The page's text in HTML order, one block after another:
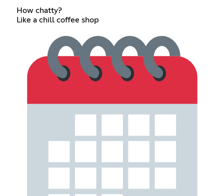
How chatty?
Like a chill coffee shop